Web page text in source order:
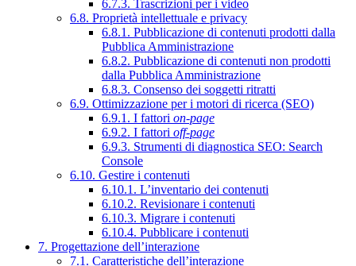
6.7.3. Trascrizioni per i video
6.8. Proprietà intellettuale e privacy
6.8.1. Pubblicazione di contenuti prodotti dalla
Pubblica Amministrazione
6.8.2. Pubblicazione di contenuti non prodotti
dalla Pubblica Amministrazione
6.8.3. Consenso dei soggetti ritratti
6.9. Ottimizzazione per i motori di ricerca (SEO)
6.9.1. I fattori on-page
6.9.2. I fattori off-page
6.9.3. Strumenti di diagnostica SEO: Search
Console
6.10. Gestire i contenuti
6.10.1. L’inventario dei contenuti
6.10.2. Revisionare i contenuti
6.10.3. Migrare i contenuti
6.10.4. Pubblicare i contenuti
7. Progettazione dell’interazione
7.1. Caratteristiche dell’interazione